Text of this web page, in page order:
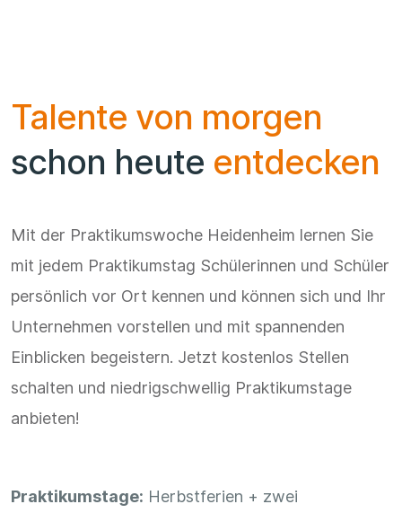
Talente von morgen
schon heute entdecken
Mit der Praktikumswoche Heidenheim lernen Sie
mit jedem Praktikumstag Schülerinnen und Schüler
persönlich vor Ort kennen und können sich und Ihr
Unternehmen vorstellen und mit spannenden
Einblicken begeistern. Jetzt kostenlos Stellen
schalten und niedrigschwellig Praktikumstage
anbieten!
Praktikumstage: Herbstferien + zwei